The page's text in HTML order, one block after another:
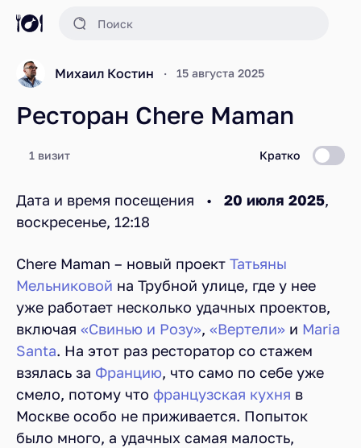
Михаил Костин 15 августа 2025
Ресторан Chere Maman
1 визит Кратко
Дата и время посещения • 20 июля 2025,
воскресенье, 12:18
Chere Maman – новый проект Татьяны
Мельниковой на Трубной улице, где у нее
уже работает несколько удачных проектов,
включая «Свинью и Розу», «Вертели» и Maria
Santa. На этот раз ресторатор со стажем
взялась за Францию, что само по себе уже
смело, потому что французская кухня в
Москве особо не приживается. Попыток
было много, а удачных самая малость,